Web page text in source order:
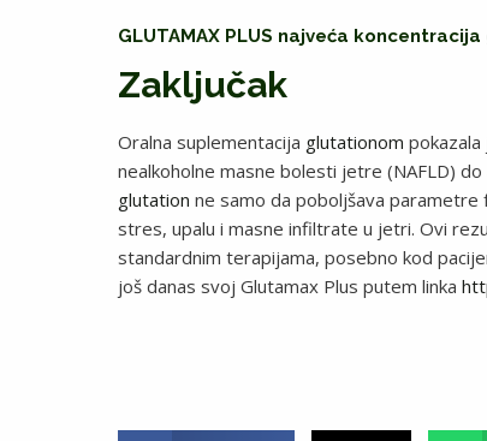
GLUTAMAX PLUS najveća
Zaključak
Oralna suplementacija glutationom
nealkoholne masne bolesti jetre (NAFLD)
glutation ne samo da poboljšava parametre
stres, upalu i masne infiltrate u jetri. Ovi
standardnim terapijama, posebno kod
još danas svoj Glutamax Plus putem linka